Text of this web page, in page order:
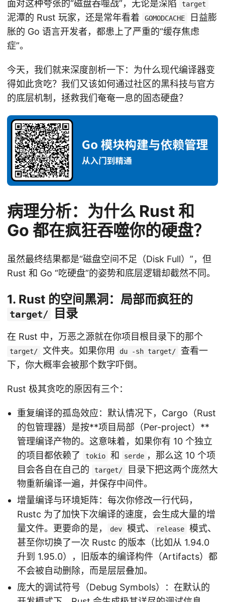
面对这种夸张的“磁盘吞噬战”，无论是深陷 target
泥潭的 Rust 玩家，还是常年看着 GOMODCACHE
日益膨
胀的 Go 语言开发者，都患上了严重的“缓存焦虑
症”。
今天，我们就来深度剖析一下：为什么现代编译器变
得如此贪吃？我们又该如何通过社区的黑科技与官方
的底层机制，拯救我们奄奄一息的固态硬盘？
病理分析：为什么 Rust 和
Go 都在疯狂吞噬你的硬盘？
虽然最终结果都是“磁盘空间不足（Disk Full）”，但
Rust 和 Go “吃硬盘”的姿势和底层逻辑却截然不同。
1. Rust 的空间黑洞：局部而疯狂的
target/ 目录
在 Rust 中，万恶之源就在你项目根目录下的那个
target/ 文件夹。如果你用 du -sh target/
查看一
下，你大概率会被那个数字吓倒。
Rust 极其贪吃的原因有三个：
重复编译的孤岛效应：默认情况下，Cargo（Rust
的包管理器）是按**项目局部（Per-project）**
管理编译产物的。这意味着，如果你有 10 个独立
的项目都依赖了
tokio 和 serde ，那么这 10 个项
目会各自在自己的
target/
目录下把这两个庞然大
物重新编译一遍，并保存中间件。
增量编译与环境矩阵：每次你修改一行代码，
Rustc 为了加快下次编译的速度，会生成大量的增
量文件。更要命的是，
dev 模式、 release
模式、
甚至你切换了一次 Rustc 的版本（比如从 1.94.0
升到 1.95.0），旧版本的编译构件（Artifacts）都
不会被自动删除，而是层层叠加。
庞大的调试符号（Debug Symbols）：在默认的